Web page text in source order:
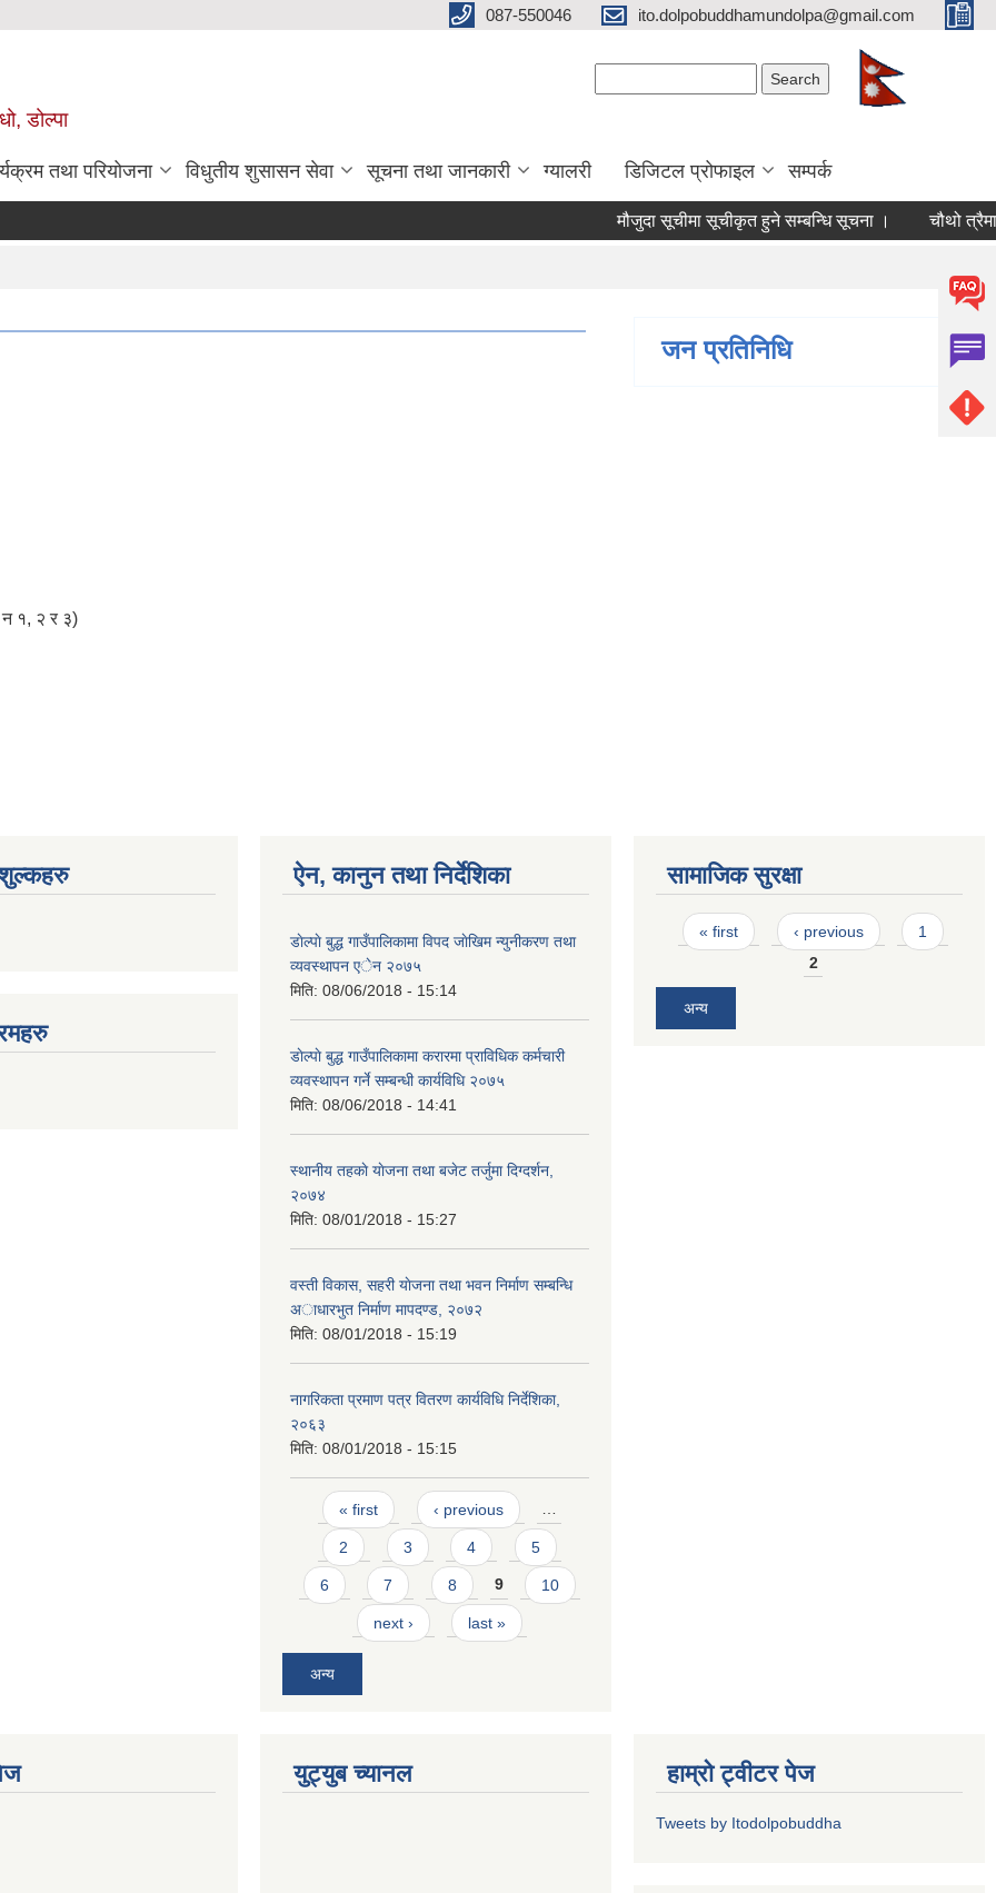
087-550046 ito.dolpobuddhamundolpa@gmail.com
डोल्पा
तथा परियोजना विधुतीय शुसासन सेवा सूचना तथा जानकारी ग्यालरी डिजिटल प्रोफाइल सम्पर्क
मौजुदा सूचीमा सूचीकृत हुने सम्बन्धि सूचना । चौथो
न‌‍ १, २ र ३)
जन प्रतिनिधि
ऐन, कानुन तथा निर्देशिका
डाेल्पाे बुद्ध गाउँपालिकामा विपद जाेखिम न्युनीकरण तथा
व्यवस्थापन एेन २०७५
मिति: 08/06/2018 - 15:14
डाेल्पाे बुद्ध गाउँपालिकामा करारमा प्राविधिक कर्मचारी
व्यवस्थापन गर्ने सम्बन्धी कार्यविधि २०७५
मिति: 08/06/2018 - 14:41
स्थानीय तहकाे याेजना तथा बजेट तर्जुमा दिग्दर्शन,
२०७४
मिति: 08/01/2018 - 15:27
वस्ती विकास, सहरी याेजना तथा भवन निर्माण सम्बन्धि
अाधारभुत निर्माण मापदण्ड, २०७२
मिति: 08/01/2018 - 15:19
नागरिकता प्रमाण पत्र वितरण कार्यविधि निर्देशिका,
२०६३
मिति: 08/01/2018 - 15:15
Pages
« first ‹ previous …
2 3 4 5
6 7 8 9 10
next › last »
अन्य
सामाजिक सुरक्षा
Pages
« first ‹ previous
1
2
अन्य
युट्युब च्यानल हाम्रो ट्वीटर पेज
Tweets by Itodolpobuddha